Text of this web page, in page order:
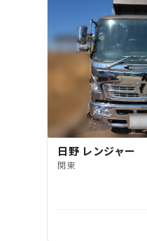
日野 レンジャー
関東